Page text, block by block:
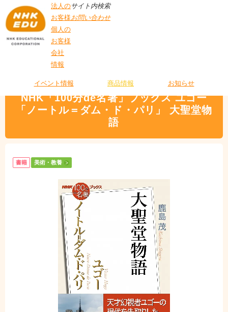
法人の
お客様
個人の
お客様
会社
情報
サイト内検索
お問い合わせ
イベント情報 商品情報 お知らせ
＝ダム・ド・パリ」 大聖堂物語
NHK「100分de名著」ブックス ユゴー
「ノートル＝ダム・ド・パリ」 大聖堂物
語
書籍 美術・教養